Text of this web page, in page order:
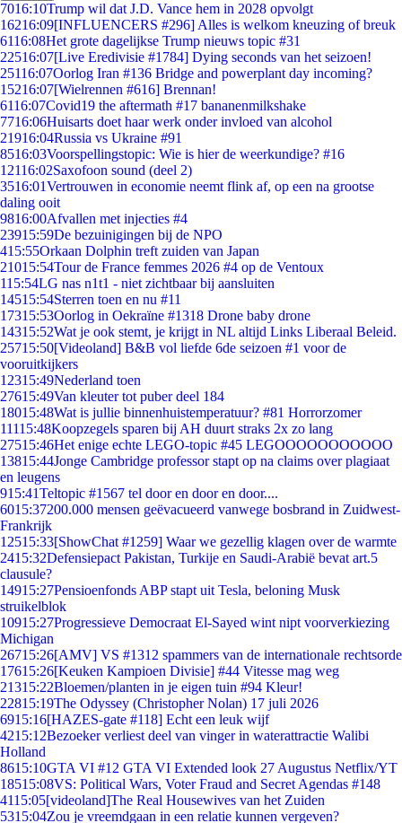
7016:10Trump wil dat J.D. Vance hem in 2028 opvolgt
16216:09[INFLUENCERS #296] Alles is welkom kneuzing of breuk
6116:08Het grote dagelijkse Trump nieuws topic #31
22516:07[Live Eredivisie #1784] Dying seconds van het seizoen!
25116:07Oorlog Iran #136 Bridge and powerplant day incoming?
15216:07[Wielrennen #616] Brennan!
6116:07Covid19 the aftermath #17 bananenmilkshake
7716:06Huisarts doet haar werk onder invloed van alcohol
21916:04Russia vs Ukraine #91
8516:03Voorspellingstopic: Wie is hier de weerkundige? #16
12116:02Saxofoon sound (deel 2)
3516:01Vertrouwen in economie neemt flink af, op een na grootse
daling ooit
9816:00Afvallen met injecties #4
23915:59De bezuinigingen bij de NPO
415:55Orkaan Dolphin treft zuiden van Japan
21015:54Tour de France femmes 2026 #4 op de Ventoux
115:54LG nas n1t1 - niet zichtbaar bij aansluiten
14515:54Sterren toen en nu #11
17315:53Oorlog in Oekraïne #1318 Drone baby drone
14315:52Wat je ook stemt, je krijgt in NL altijd Links Liberaal Beleid.
25715:50[Videoland] B&B vol liefde 6de seizoen #1 voor de
vooruitkijkers
12315:49Nederland toen
27615:49Van kleuter tot puber deel 184
18015:48Wat is jullie binnenhuistemperatuur? #81 Horrorzomer
11115:48Koopzegels sparen bij AH duurt straks 2x zo lang
27515:46Het enige echte LEGO-topic #45 LEGOOOOOOOOOOO
13815:44Jonge Cambridge professor stapt op na claims over plagiaat
en leugens
915:41Teltopic #1567 tel door en door en door....
6015:37200.000 mensen geëvacueerd vanwege bosbrand in Zuidwest-
Frankrijk
12515:33[ShowChat #1259] Waar we gezellig klagen over de warmte
2415:32Defensiepact Pakistan, Turkije en Saudi-Arabië bevat art.5
clausule?
14915:27Pensioenfonds ABP stapt uit Tesla, beloning Musk
struikelblok
10915:27Progressieve Democraat El-Sayed wint nipt voorverkiezing
Michigan
26715:26[AMV] VS #1312 spammers van de internationale rechtsorde
17615:26[Keuken Kampioen Divisie] #44 Vitesse mag weg
21315:22Bloemen/planten in je eigen tuin #94 Kleur!
22815:19The Odyssey (Christopher Nolan) 17 juli 2026
6915:16[HAZES-gate #118] Echt een leuk wijf
4215:12Bezoeker verliest deel van vinger in waterattractie Walibi
Holland
8615:10GTA VI #12 GTA VI Extended look 27 Augustus Netflix/YT
18515:08VS: Political Wars, Voter Fraud and Secret Agendas #148
4115:05[videoland]The Real Housewives van het Zuiden
5315:04Zou je vreemdgaan in een relatie kunnen vergeven?